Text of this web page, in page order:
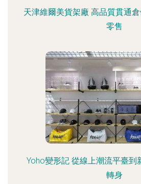
天津維爾美貨架廠 高品質貫通
零售
Yoho變形記 從線上潮流平臺到
轉身